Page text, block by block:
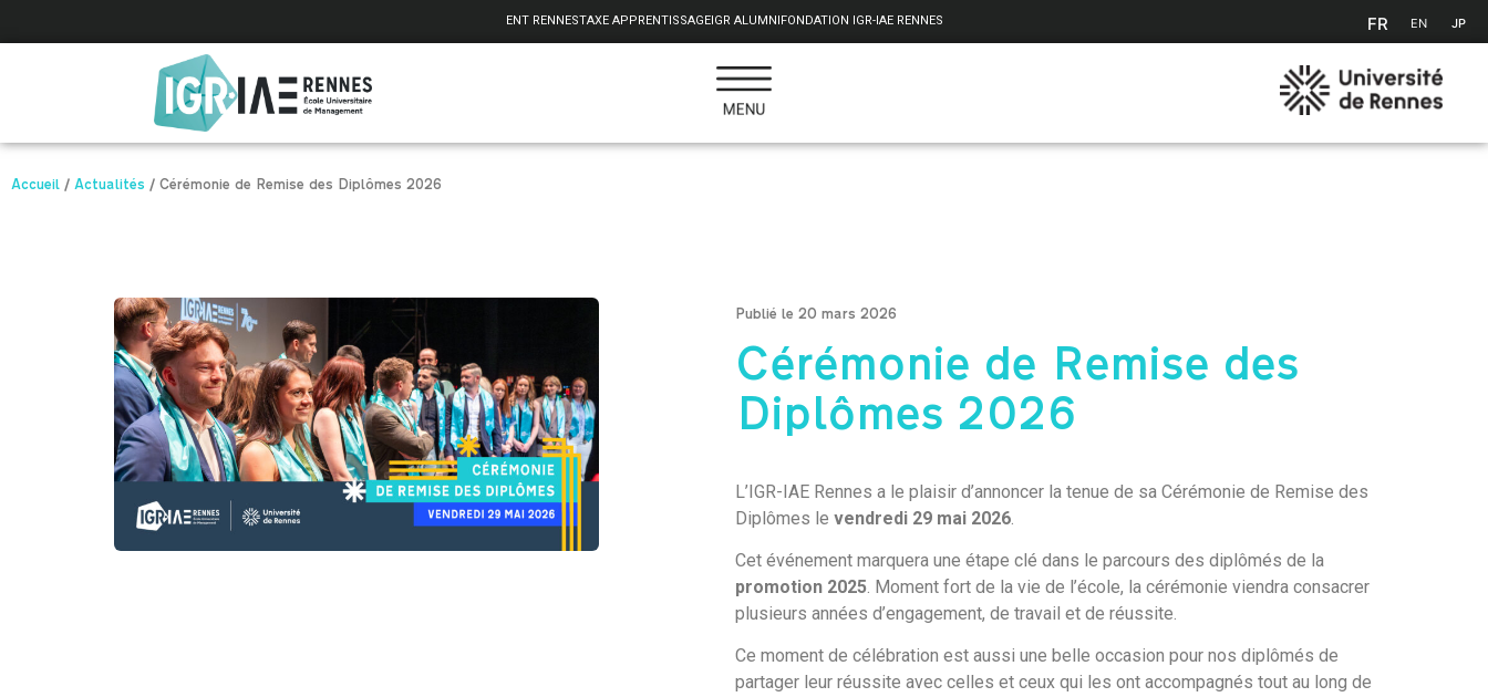
ENT RENNESTAXE APPRENTISSAGEIGR ALUMNI FONDATION IGR-IAE RENNES FR EN JP
Accueil / Actualités / Cérémonie de Remise des Diplômes 2026
Publié le 20 mars 2026
Cérémonie de Remise des
Diplômes 2026
L’IGR-IAE Rennes a le plaisir d’annoncer la tenue de sa Cérémonie de Remise des
Diplômes le vendredi 29 mai 2026
Cet événement marquera une étape clé dans le parcours des diplômés de la
promotion 2025. Moment fort de la vie de l’école, la cérémonie viendra consacrer
plusieurs années d’engagement, de travail et de réussite.
Ce moment de célébration est aussi une belle occasion pour nos diplômés de
partager leur réussite avec celles et ceux qui les ont accompagnés tout au long de